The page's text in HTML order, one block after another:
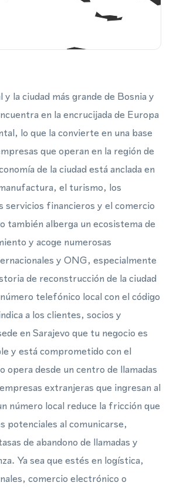
la ciudad más grande de Bosnia y
en la encrucijada de Europa
lo que la convierte en una base
que operan en la región de
de la ciudad está anclada en
el turismo, los
servicios financieros y el comercio
también alberga un ecosistema de
y acoge numerosas
y ONG, especialmente
de reconstrucción de la ciudad
telefónico local con el código
a los clientes, socios y
en Sarajevo que tu negocio es
y está comprometido con el
opera desde un centro de llamadas
extranjeras que ingresan al
número local reduce la fricción que
potenciales al comunicarse,
de abandono de llamadas y
Ya sea que estés en logística,
comercio electrónico o